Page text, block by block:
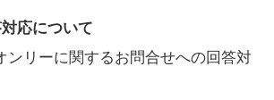
応について
ンリーに関するお問合せへの回答対